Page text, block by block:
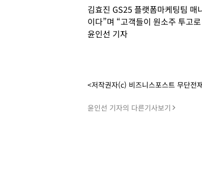
김효진 GS25 플랫폼마케팅팀 매
이다”며 “고객들이 원소주 투고
윤인선 기자
<저작권자(c) 비즈니스포스트 무단전
윤인선 기자의 다른기사보기